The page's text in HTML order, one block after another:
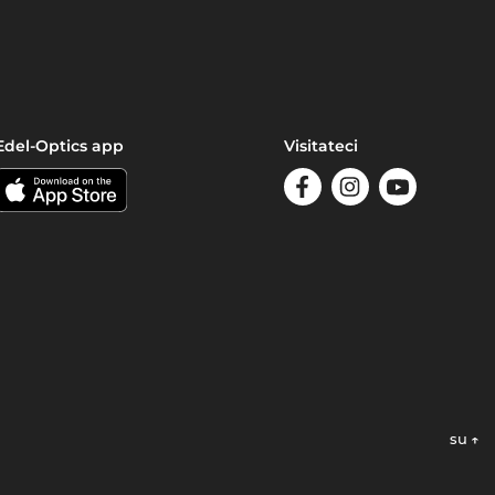
Optics app Visitateci
su